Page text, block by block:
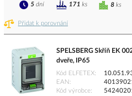
Přidat k porovnání
8 ks
5 dní 171 ks
SPELSBERG Skříň EK
dveře, IP65
Kód ELFETEX
EAN
Kód výrobce